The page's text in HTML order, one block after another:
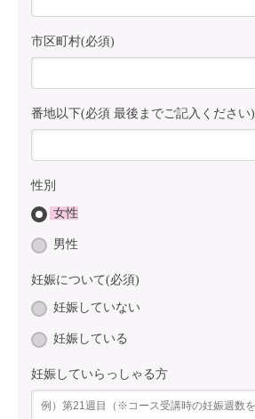
市区町村(必須)
番地以下(必須 最後までご記入ください)
性別
女性
男性
妊娠について(必須)
妊娠していない
妊娠している
妊娠していらっしゃる方